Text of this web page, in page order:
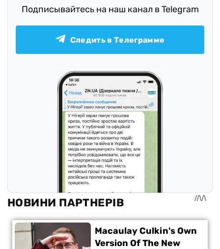
Подписывайтесь на наш канал в Telegram
Следить в Телеграмме